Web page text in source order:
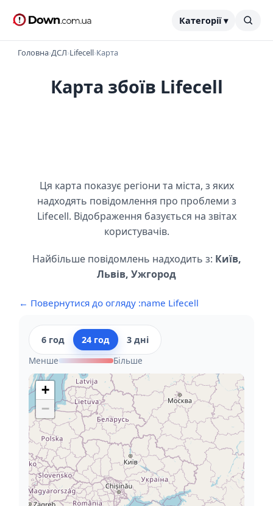
Категорії ▾
Головна›ДСЛ›Lifecell›Карта
Карта збоїв Lifecell
Ця карта показує регіони та міста, з яких
надходять повідомлення про проблеми з
Lifecell. Відображення базується на звітах
користувачів.
Найбільше повідомлень надходить з: Київ,
Львів, Ужгород
← Повернутися до огляду :name Lifecell
6 год 24 год
3 дні
Менше
Більше
+
−